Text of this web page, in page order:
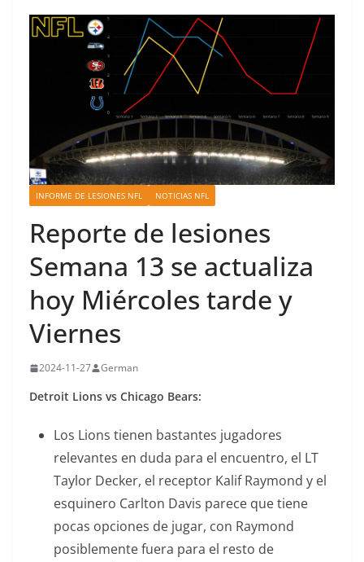
INFORME DE LESIONES NFL NOTICIAS NFL
Reporte de lesiones
Semana 13 se actualiza
hoy Miércoles tarde y
Viernes
2024-11-27 German
Detroit Lions vs Chicago Bears:
Los Lions tienen bastantes jugadores
relevantes en duda para el encuentro, el LT
Taylor Decker, el receptor Kalif Raymond y el
esquinero Carlton Davis parece que tiene
pocas opciones de jugar, con Raymond
posiblemente fuera para el resto de